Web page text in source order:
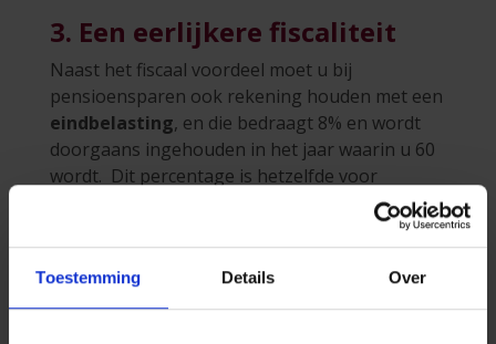
Toestemming Details Over
3. Een eerlijkere fiscaliteit
Naast het fiscaal voordeel moet u bij
pensioensparen ook rekening houden met een
eindbelasting, en die bedraagt 8% en wordt
doorgaans ingehouden in het jaar waarin u 60
wordt. Dit percentage is hetzelfde voor
berekeningswijze is anders. Bij een
pensioenspaarfonds wordt de eindbelasting
geheven op een spaartegoed gekapitaliseerd